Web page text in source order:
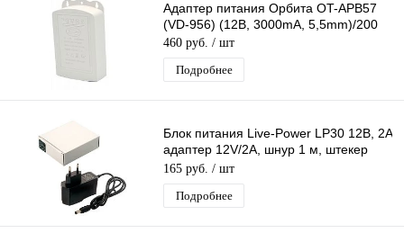
Адаптер питания Орбита OT-APB57
(VD-956) (12В, 3000mA, 5,5mm)/200
460 руб. / шт
Подробнее
Блок питания Live-Power LP30 12В, 2A
адаптер 12V/2A, шнур 1 м, штекер
5.5*2,5 мм
165 руб. / шт
Подробнее